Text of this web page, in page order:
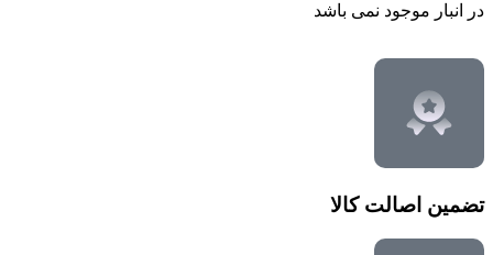
در انبار موجود نمی باشد
تضمین اصالت کالا